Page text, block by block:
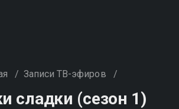
/ Записи ТВ-эфиров /
сладки (сезон 1)